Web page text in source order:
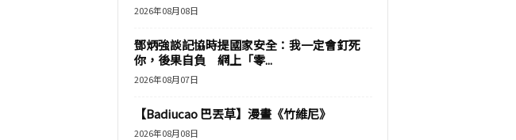
2026年08月08日
鄧炳強談記協時提國家安全：我一定會釘死
你，後果自負 網上「零...
2026年08月07日
【Badiucao 巴丟草】漫畫《竹維尼》
2026年08月08日